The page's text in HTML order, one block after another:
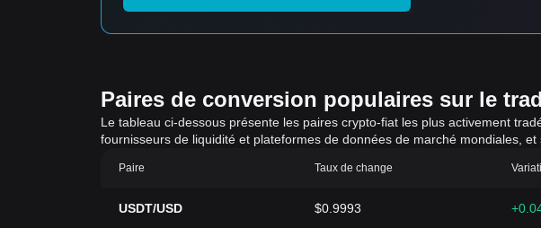
Paires de conversion populaires sur le
Le tableau ci-dessous présente les paires crypto-fiat les plus activement
fournisseurs de liquidité et plateformes de données de marché mondiales, et
Paire Taux de change
USDT/USD $0.9993